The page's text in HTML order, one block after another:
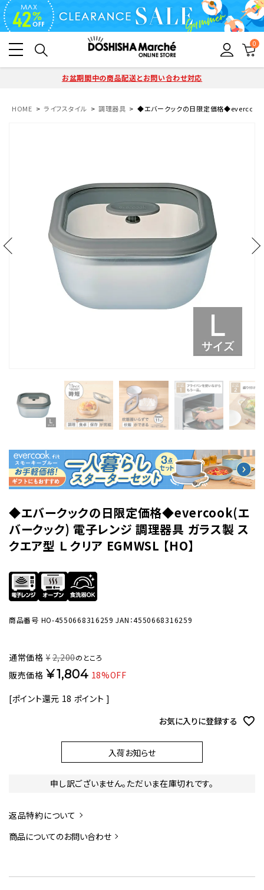
0
お盆期間中の商品配送とお問い合わせ対応
HOME ライフスタイル 調理器具 ◆エバークックの日限定価格◆evercook(
◆エバークックの日限定価格◆evercook(エ
バークック) 電子レンジ 調理器具 ガラス製 ス
クエア型 Ｌ クリア EGMWSL 【HO】
商品番号 HO-4550668316259 JAN：4550668316259
通常価格 ¥2,200のところ
販売価格 ¥1,804 18%OFF
[ポイント還元 18 ポイント ]
お気に入りに登録する
入荷お知らせ
申し訳ございません。ただいま在庫切れです。
返品特約について
商品についてのお問い合わせ